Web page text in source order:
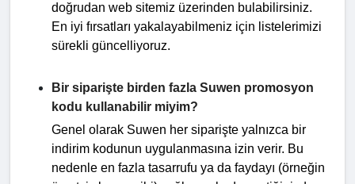
doğrudan web sitemiz üzerinden bulabilirsiniz.
En iyi fırsatları yakalayabilmeniz için listelerimizi
sürekli güncelliyoruz.
Bir siparişte birden fazla Suwen promosyon
kodu kullanabilir miyim?
Genel olarak Suwen her siparişte yalnızca bir
indirim kodunun uygulanmasına izin verir. Bu
nedenle en fazla tasarrufu ya da faydayı (örneğin